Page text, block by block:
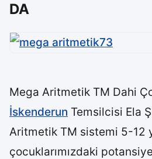
DA
Mega Aritmetik TM Dahi
İskenderun Temsilcisi Ela
Aritmetik TM sistemi 5-12
çocuklarımızdaki